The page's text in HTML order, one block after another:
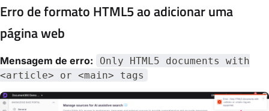
Erro de formato HTML5 ao adicionar uma
página web
Mensagem de erro:
Only HTML5 documents with
<article> or <main> tags